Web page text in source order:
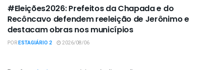
#Eleições2026: Prefeitos da Chapada e do
Recôncavo defendem reeleição de Jerônimo e
destacam obras nos municípios
PORESTAGIÁRIO 2 2026/08/06